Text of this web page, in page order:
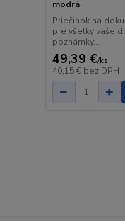
modrá
Priečinok na
pre všetky vaše
poznámky...
49,39 €/ks
40,15 € bez DPH